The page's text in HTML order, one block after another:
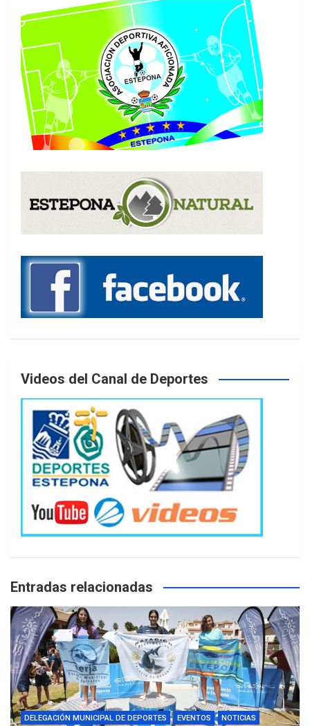
Videos del Canal de Deportes
Entradas relacionadas
DELEGACIÓN MUNICIPAL DE DEPORTES EVENTOS
NOTICIAS